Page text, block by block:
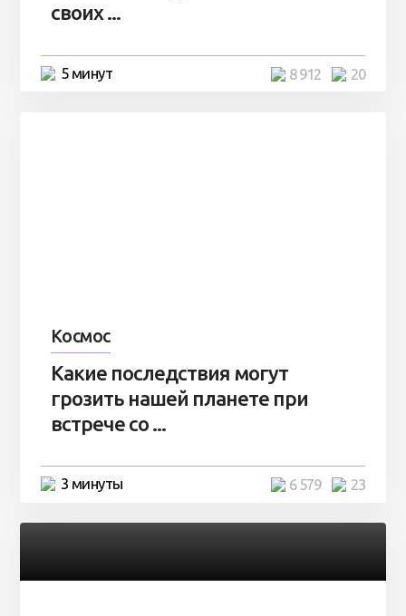
своих ...
5 минут 20
8 912
Космос
Какие последствия могут
грозить нашей планете при
встрече со ...
3 минуты 23
6 579